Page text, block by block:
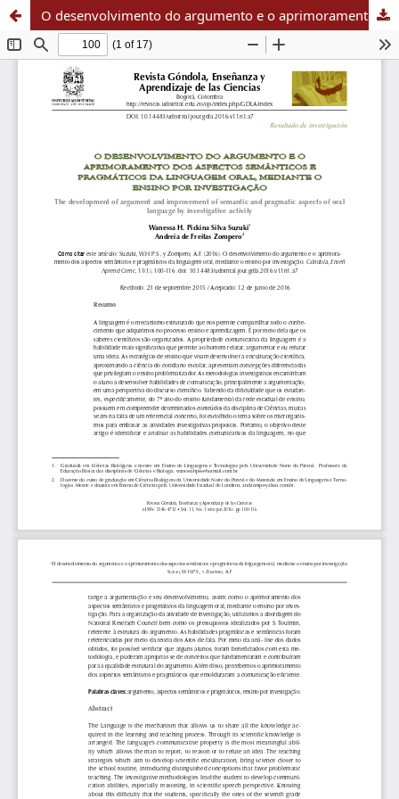
O desenvolvimento do argumento e o aprimoramento dos aspectos semânticos e pragmáticos da linguagem oral, mediante o ensino por investigação